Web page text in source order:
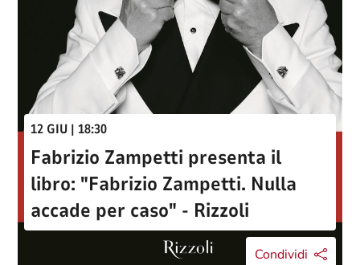
12 GIU | 18:30
Fabrizio Zampetti presenta il
libro: "Fabrizio Zampetti. Nulla
accade per caso" - Rizzoli
Condividi